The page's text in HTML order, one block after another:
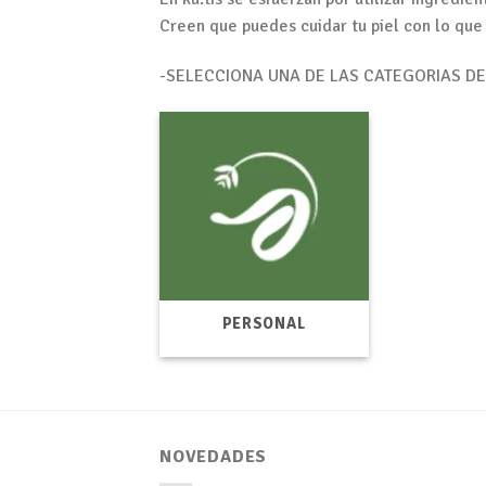
Creen que puedes cuidar tu piel con lo
-SELECCIONA UNA DE LAS CATEGORIAS
PERSONAL
NOVEDADES